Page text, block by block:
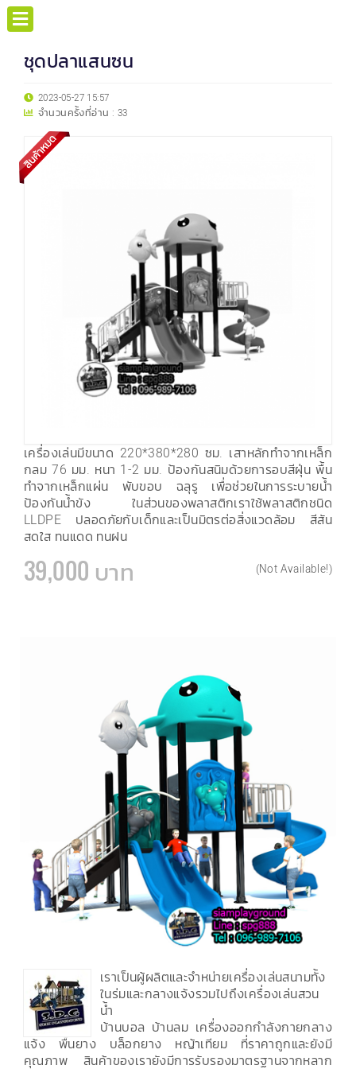
ชุดปลาแสนซน
2023-05-27 15:57
จำนวนครั้งที่อ่าน : 33
เครื่องเล่นมีขนาด 220*380*280 ซม. เสาหลักทำจากเหล็ก
กลม 76 มม. หนา 1-2 มม. ป้องกันสนิมด้วยการอบสีฝุ่น พื้น
ทำจากเหล็กแผ่น พับขอบ ฉลุรู เพื่อช่วยในการระบายน้ำ
ป้องกันน้ำขัง ในส่วนของพลาสติกเราใช้พลาสติกชนิด
LLDPE ปลอดภัยกับเด็กและเป็นมิตรต่อสิ่งแวดล้อม สีสัน
สดใส ทนแดด ทนฝน
39,000 บาท (Not Available!)
เราเป็นผู้ผลิตและจำหน่ายเครื่องเล่นสนามทั้ง
ในร่มและกลางแจ้งรวมไปถึงเครื่องเล่นสวน
น้ำ
บ้านบอล บ้านลม เครื่องออกกำลังกายกลาง
แจ้ง พื้นยาง บล็อกยาง หญ้าเทียม ที่ราคาถูกและยังมี
คุณภาพ สินค้าของเรายังมีการรับรองมาตรฐานจากหลาก